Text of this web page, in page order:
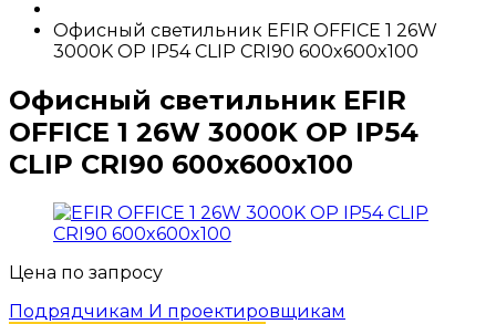
Офисный светильник EFIR OFFICE 1 26W
3000K OP IP54 CLIP CRI90 600x600x100
Офисный светильник EFIR
OFFICE 1 26W 3000K OP IP54
CLIP CRI90 600x600x100
Цена по запросу
Подрядчикам И проектировщикам